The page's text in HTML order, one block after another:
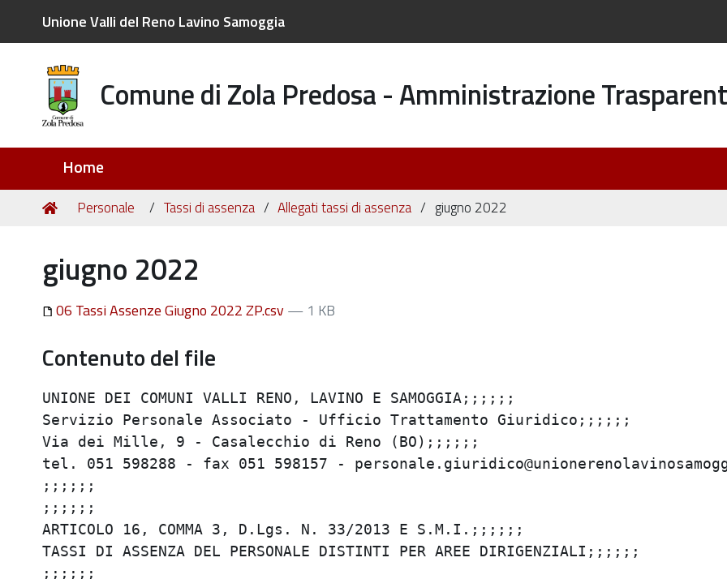
Unione Valli del Reno Lavino Samoggia
Comune di Zola Predosa - Amministrazione
Home
Tu
Home
Personale Tassi di assenza Allegati tassi di assenza giugno 2022
giugno 2022
06 Tassi Assenze Giugno 2022 ZP.csv — 1 KB
Contenuto del file
UNIONE DEI COMUNI VALLI RENO, LAVINO E SAMOGGIA;;;;;;
Servizio Personale Associato - Ufficio Trattamento Giuridico;;;;;;
Via dei Mille, 9 - Casalecchio di Reno (BO);;;;;;
tel. 051 598288 - fax 051 598157 -
;;;;;;
;;;;;;
ARTICOLO 16, COMMA 3, D.Lgs. N. 33/2013 E S.M.I.;;;;;;
TASSI DI ASSENZA DEL PERSONALE DISTINTI PER AREE DIRIGENZIALI;;;;;;
;;;;;;